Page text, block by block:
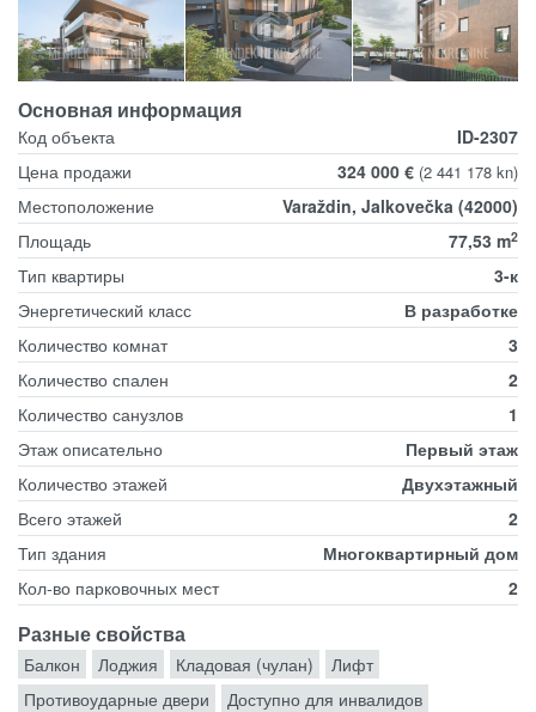
Основная информация
Код объекта
ID-2307
Цена продажи
324 000 € (2 441 178 kn)
Местоположение
Varaždin, Jalkovečka (42000)
Площадь
77,53 m2
Тип квартиры
3-к
Энергетический класс
В разработке
Количество комнат
3
Количество спален
2
Количество санузлов
1
Этаж описательно
Первый этаж
Количество этажей
Двухэтажный
Всего этажей
2
Тип здания
Многоквартирный дом
Кол-во парковочных мест
2
Разные свойства
Балкон Лоджия Кладовая (чулан)
Лифт
Противоударные двери
Доступно для инвалидов